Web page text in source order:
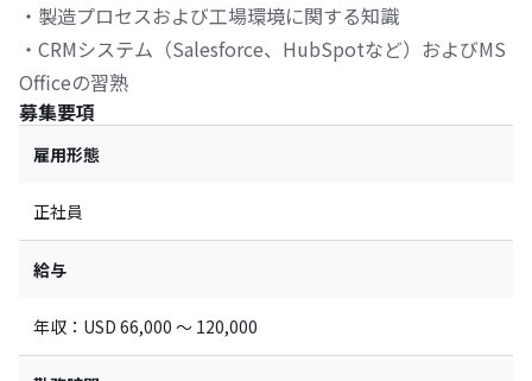
・製造プロセスおよび工場環境に関する知識
・CRMシステム（Salesforce、HubSpotなど）およびMS
Officeの習熟
募集要項
雇用形態
正社員
給与
年収：USD 66,000 〜 120,000